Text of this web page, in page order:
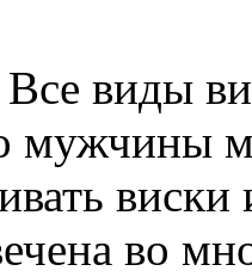
виды
мужчины
во